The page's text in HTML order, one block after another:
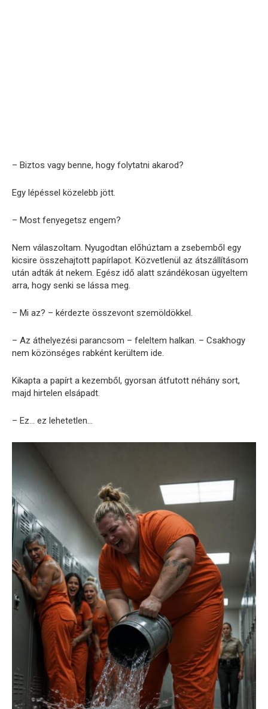
– Biztos vagy benne, hogy folytatni akarod?
Egy lépéssel közelebb jött.
– Most fenyegetsz engem?
Nem válaszoltam. Nyugodtan előhúztam a zsebemből egy
kicsire összehajtott papírlapot. Közvetlenül az átszállításom
után adták át nekem. Egész idő alatt szándékosan ügyeltem
arra, hogy senki se lássa meg.
– Mi az? – kérdezte összevont szemöldökkel.
– Az áthelyezési parancsom – feleltem halkan. – Csakhogy
nem közönséges rabként kerültem ide.
Kikapta a papírt a kezemből, gyorsan átfutott néhány sort,
majd hirtelen elsápadt.
– Ez… ez lehetetlen…